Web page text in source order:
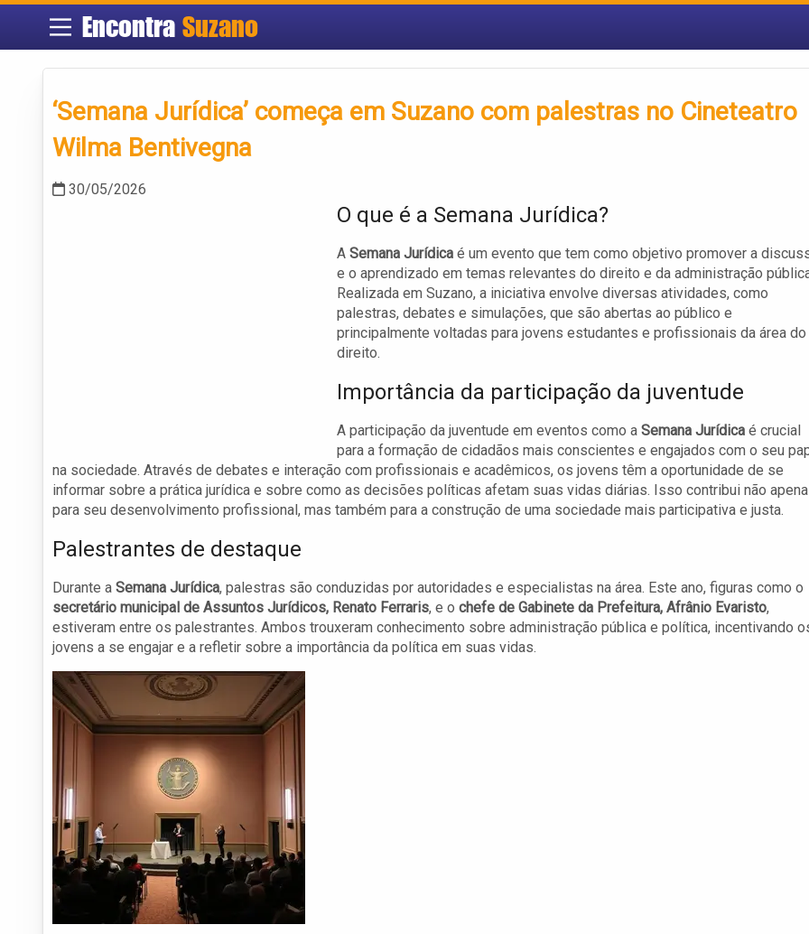
Encontra Suzano
‘Semana Jurídica’ começa em Suzano com palestras no Cineteatro
Wilma Bentivegna
30/05/2026
O que é a Semana Jurídica?
A Semana Jurídica é um evento que tem como objetivo promover a
e o aprendizado em temas relevantes do direito e da administração
Realizada em Suzano, a iniciativa envolve diversas atividades, como
palestras, debates e simulações, que são abertas ao público e
principalmente voltadas para jovens estudantes e profissionais da área do
direito.
Importância da participação da juventude
A participação da juventude em eventos como a Semana Jurídica é crucial
para a formação de cidadãos mais conscientes e engajados com o seu
na sociedade. Através de debates e interação com profissionais e acadêmicos, os jovens têm a oportunidade de se
informar sobre a prática jurídica e sobre como as decisões políticas afetam suas vidas diárias. Isso contribui não
para seu desenvolvimento profissional, mas também para a construção de uma sociedade mais participativa e justa.
Palestrantes de destaque
Durante a Semana Jurídica, palestras são conduzidas por autoridades e especialistas na área. Este ano, figuras como o
secretário municipal de Assuntos Jurídicos, Renato Ferraris, e o chefe de Gabinete da Prefeitura, Afrânio Evaristo,
estiveram entre os palestrantes. Ambos trouxeram conhecimento sobre administração pública e política, incentivando
jovens a se engajar e a refletir sobre a importância da política em suas vidas.